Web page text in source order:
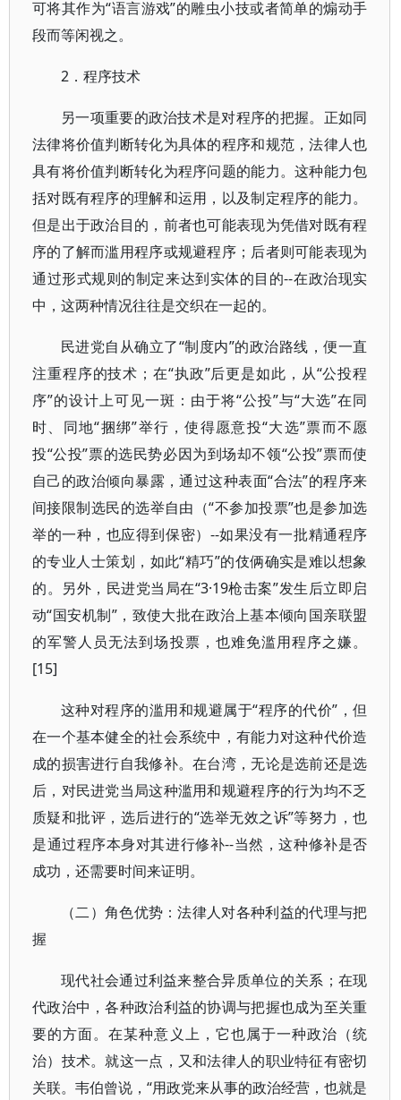
可将其作为“语言游戏”的雕虫小技或者简单的煽动手
段而等闲视之。
2．程序技术
另一项重要的政治技术是对程序的把握。正如同
法律将价值判断转化为具体的程序和规范，法律人也
具有将价值判断转化为程序问题的能力。这种能力包
括对既有程序的理解和运用，以及制定程序的能力。
但是出于政治目的，前者也可能表现为凭借对既有程
序的了解而滥用程序或规避程序；后者则可能表现为
通过形式规则的制定来达到实体的目的--在政治现实
中，这两种情况往往是交织在一起的。
民进党自从确立了“制度内”的政治路线，便一直
注重程序的技术；在“执政”后更是如此，从“公投程
序”的设计上可见一斑：由于将“公投”与“大选”在同
时、同地“捆绑”举行，使得愿意投“大选”票而不愿
投“公投”票的选民势必因为到场却不领“公投”票而使
自己的政治倾向暴露，通过这种表面“合法”的程序来
间接限制选民的选举自由（“不参加投票”也是参加选
举的一种，也应得到保密）--如果没有一批精通程序
的专业人士策划，如此“精巧”的伎俩确实是难以想象
的。另外，民进党当局在“3·19枪击案”发生后立即启
动“国安机制”，致使大批在政治上基本倾向国亲联盟
的军警人员无法到场投票，也难免滥用程序之嫌。
[15]
这种对程序的滥用和规避属于“程序的代价”，但
在一个基本健全的社会系统中，有能力对这种代价造
成的损害进行自我修补。在台湾，无论是选前还是选
后，对民进党当局这种滥用和规避程序的行为均不乏
质疑和批评，选后进行的“选举无效之诉”等努力，也
是通过程序本身对其进行修补--当然，这种修补是否
成功，还需要时间来证明。
（二）角色优势：法律人对各种利益的代理与把
握
现代社会通过利益来整合异质单位的关系；在现
代政治中，各种政治利益的协调与把握也成为至关重
要的方面。在某种意义上，它也属于一种政治（统
治）技术。就这一点，又和法律人的职业特征有密切
关联。韦伯曾说，“用政党来从事的政治经营，也就是